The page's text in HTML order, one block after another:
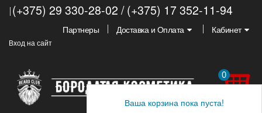
(+375) 29 330-28-02 / (+375) 17 352-11-94
Вход на сайт
Партнеры Доставка и Оплата Кабинет
0
Ваша корзина пока пуста!